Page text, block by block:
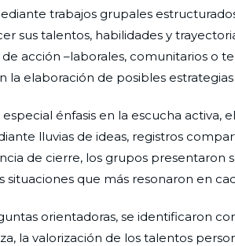
trabajos grupales
sus talentos, habilidades y
acción –laborales, comunitarios o
la elaboración de posibles
énfasis en la escucha activa,
lluvias de ideas, registros
de cierre, los grupos presentaron
situaciones que más resonaron en
orientadoras, se identificaron
la valorización de los talentos